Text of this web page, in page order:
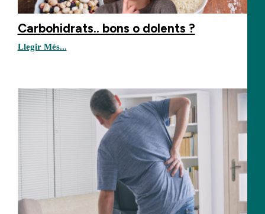
Carbohidrats.. bons o dolents ?
Llegir Més...